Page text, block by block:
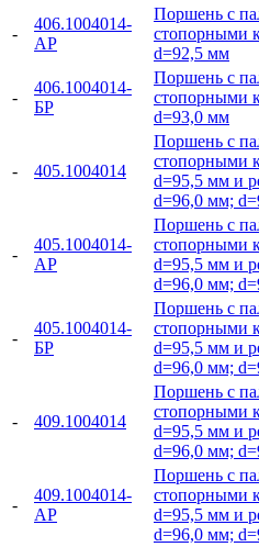
-
406.1004014-
АР
Поршень с
стопорными
d=92,5 мм
-
406.1004014-
БР
Поршень с
стопорными
d=93,0 мм
- 405.1004014
Поршень с
стопорными
d=95,5 мм и
d=96,0 мм;
-
405.1004014-
АР
Поршень с
стопорными
d=95,5 мм и
d=96,0 мм;
-
405.1004014-
БР
Поршень с
стопорными
d=95,5 мм и
d=96,0 мм;
- 409.1004014
Поршень с
стопорными
d=95,5 мм и
d=96,0 мм;
-
409.1004014-
АР
Поршень с
стопорными
d=95,5 мм и
d=96,0 мм;